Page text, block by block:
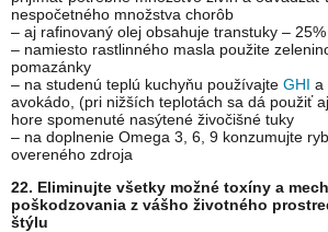
nespočetného množstva chorôb
– aj rafinovaný olej obsahuje transtuky – 25%
– namiesto rastlinného masla použite
pomazánky
– na studenú teplú kuchyňu používajte GHI a
avokádo, (pri nižších teplotách sa dá použiť
hore spomenuté nasýtené živočišné tuky
– na doplnenie Omega 3, 6, 9 konzumujte
overeného zdroja
22. Eliminujte všetky možné toxíny a
poškodzovania z vášho životného
štýlu